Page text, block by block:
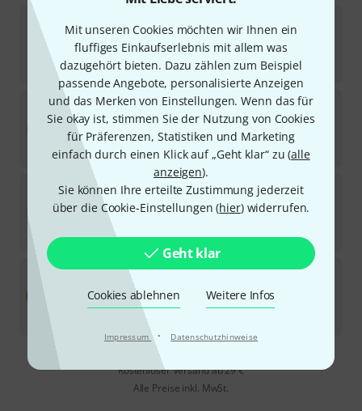
Mit unseren Cookies möchten wir Ihnen ein
fluffiges Einkaufserlebnis mit allem was
dazugehört bieten. Dazu zählen zum Beispiel
passende Angebote, personalisierte Anzeigen
und das Merken von Einstellungen. Wenn das für
Sie okay ist, stimmen Sie der Nutzung von Cookies
für Präferenzen, Statistiken und Marketing
einfach durch einen Klick auf „Geht klar“ zu (alle
anzeigen).
Sie können Ihre erteilte Zustimmung jederzeit
über die Cookie-Einstellungen (hier) widerrufen.
Geht klar
Cookies ablehnen Weitere Infos
Impressum · Datenschutzhinweise
5
Mittelfristig lieferbar (ca. 1–2 Wochen)
23 €
Kentville Drums10" Kangaroo Drum Head heavy
1
In 3–4 Wochen lieferbar
59€
Kentville Drums15" Kangaroo Drum Head
medium
In 3–4 Wochen lieferbar
85€
Studio 49DP350 Head for Rotary Timpani
Auf Anfrage
Kostenloser Versand ab 29 €
Alle Preise inkl. MwSt.